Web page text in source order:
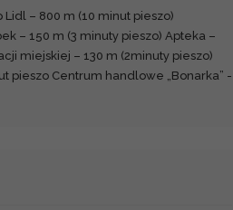
– 800 m (10 minut pieszo)
– 150 m (3 minuty pieszo) Apteka –
miejskiej – 130 m (2minuty pieszo)
pieszo Centrum handlowe „Bonarka” -